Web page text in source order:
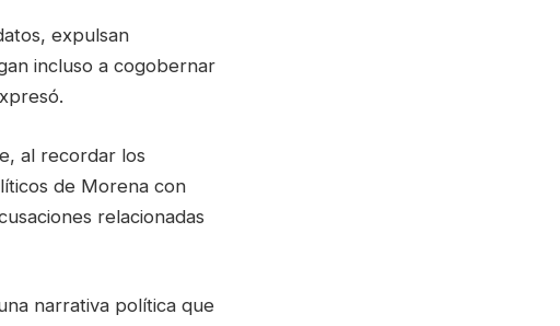
expulsan
incluso a cogobernar
al recordar los
de Morena con
relacionadas
narrativa política que